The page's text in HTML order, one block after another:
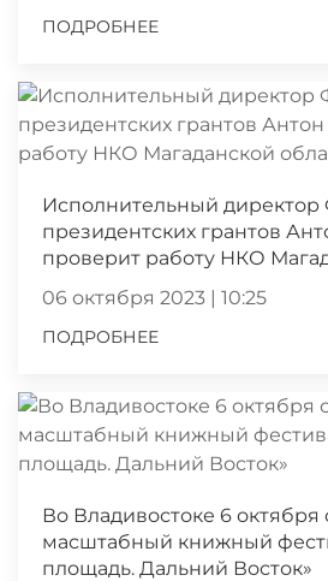
ПОДРОБНЕЕ
Исполнительный директор
президентских грантов
проверит работу НКО
06 октября 2023 | 10:25
ПОДРОБНЕЕ
Во Владивостоке 6 октября
масштабный книжный
площадь. Дальний Восток»